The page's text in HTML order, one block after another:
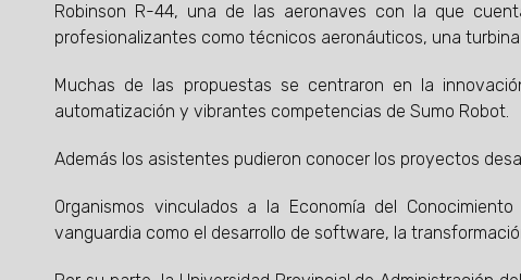
Robinson R-44, una de las aeronaves con la que
profesionalizantes como técnicos aeronáuticos, una
Muchas de las propuestas se centraron en la
automatización y vibrantes competencias de Sumo Robot.
Además los asistentes pudieron conocer los proyectos
Organismos vinculados a la Economía del
vanguardia como el desarrollo de software, la